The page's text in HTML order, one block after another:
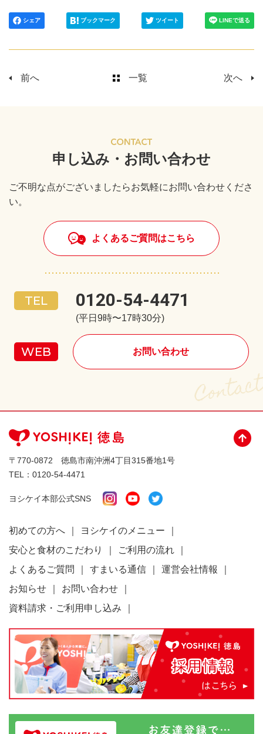
シェア ブックマーク ツイート LINEで送る
前へ 一覧 次へ
申し込み・お問い合わせ
ご不明な点がございましたらお気軽にお問い合わせくださ
い。
よくあるご質問はこちら
0120-54-4471
(平日9時〜17時30分)
お問い合わせ
〒770-0872 徳島市南沖洲4丁目315番地1号
TEL： 0120-54-4471
ヨシケイ本部公式SNS
初めての方へ
ヨシケイのメニュー
安心と食材のこだわり
ご利用の流れ
よくあるご質問
すまいる通信
運営会社情報
お知らせ
お問い合わせ
資料請求・ご利用申し込み